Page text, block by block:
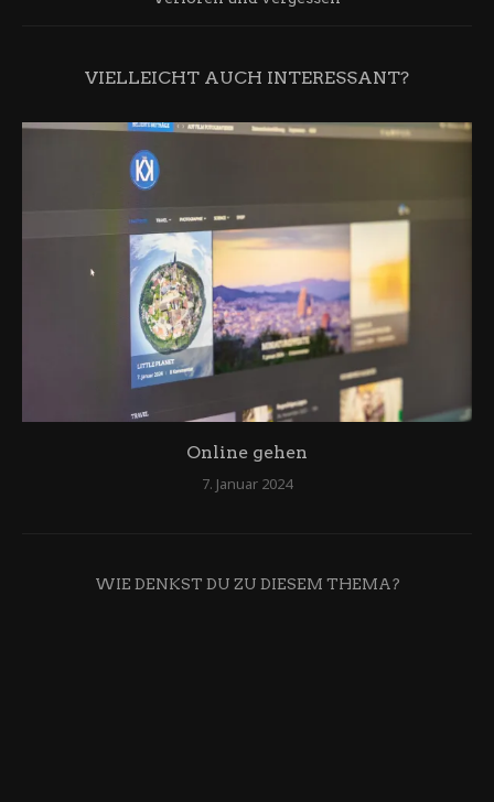
VIELLEICHT AUCH INTERESSANT?
Online gehen
7. Januar 2024
WIE DENKST DU ZU DIESEM THEMA?